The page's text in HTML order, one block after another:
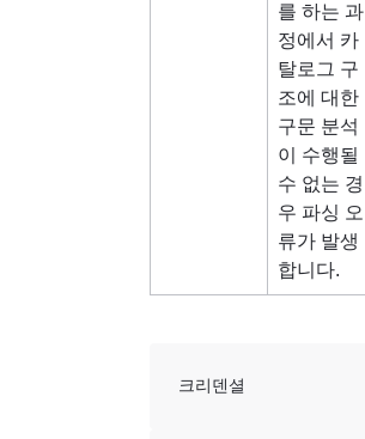
를 하는 과
정에서 카
탈로그 구
조에 대한
구문 분석
이 수행될
수 없는 경
우 파싱 오
류가 발생
합니다.
크리덴셜